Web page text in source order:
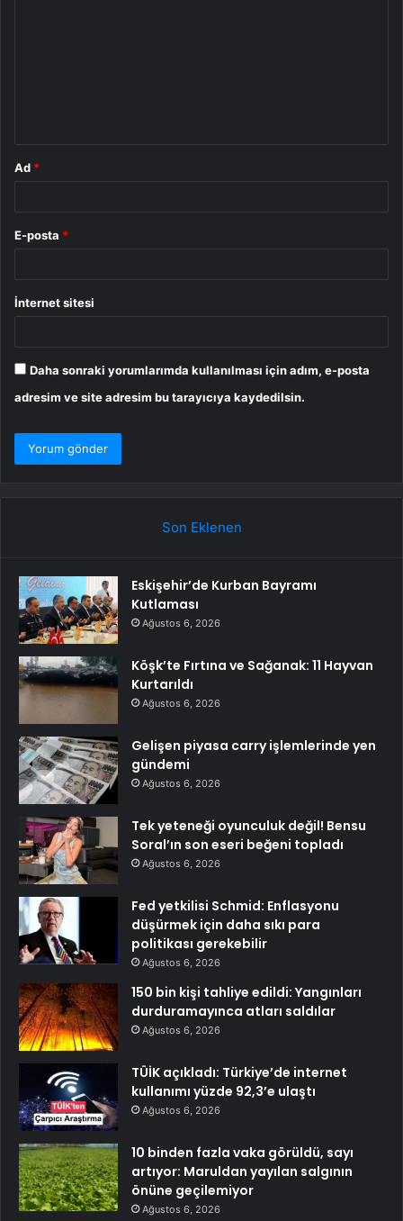
Ad *
E-posta *
İnternet sitesi
Daha sonraki yorumlarımda kullanılması için adım, e-posta
adresim ve site adresim bu tarayıcıya kaydedilsin.
Son Eklenen
Eskişehir’de Kurban Bayramı
Kutlaması
Ağustos 6, 2026
Köşk’te Fırtına ve Sağanak: 11 Hayvan
Kurtarıldı
Ağustos 6, 2026
Gelişen piyasa carry işlemlerinde yen
gündemi
Ağustos 6, 2026
Tek yeteneği oyunculuk değil! Bensu
Soral’ın son eseri beğeni topladı
Ağustos 6, 2026
Fed yetkilisi Schmid: Enflasyonu
düşürmek için daha sıkı para
politikası gerekebilir
Ağustos 6, 2026
150 bin kişi tahliye edildi: Yangınları
durduramayınca atları saldılar
Ağustos 6, 2026
TÜİK açıkladı: Türkiye’de internet
kullanımı yüzde 92,3’e ulaştı
Ağustos 6, 2026
10 binden fazla vaka görüldü, sayı
artıyor: Maruldan yayılan salgının
önüne geçilemiyor
Ağustos 6, 2026